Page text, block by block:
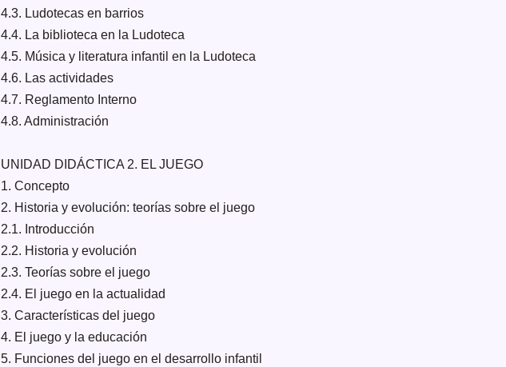
4.3. Ludotecas en barrios
4.4. La biblioteca en la Ludoteca
4.5. Música y literatura infantil en la Ludoteca
4.6. Las actividades
4.7. Reglamento Interno
4.8. Administración
UNIDAD DIDÁCTICA 2. EL JUEGO
1. Concepto
2. Historia y evolución: teorías sobre el juego
2.1. Introducción
2.2. Historia y evolución
2.3. Teorías sobre el juego
2.4. El juego en la actualidad
3. Características del juego
4. El juego y la educación
5. Funciones del juego en el desarrollo infantil